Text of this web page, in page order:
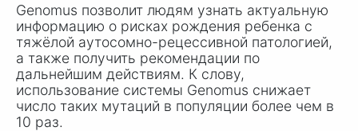
Genomus позволит людям узнать актуальную
информацию о рисках рождения ребенка с
тяжёлой аутосомно-рецессивной патологией,
а также получить рекомендации по
дальнейшим действиям. К слову,
использование системы Genomus снижает
число таких мутаций в популяции более чем в
10 раз.